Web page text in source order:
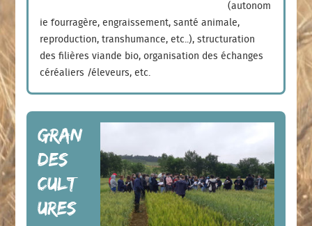
(autonom
ie fourragère, engraissement, santé animale,
reproduction, transhumance, etc..), structuration
des filières viande bio, organisation des échanges
céréaliers /éleveurs, etc.
Gran
des
cult
ures